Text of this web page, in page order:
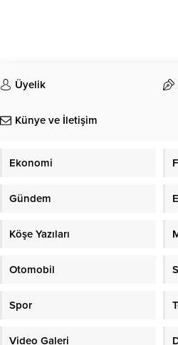
Üyelik
Künye ve İletişim
Ekonomi
Gündem
Köşe Yazıları
Otomobil
Spor
Video Galeri